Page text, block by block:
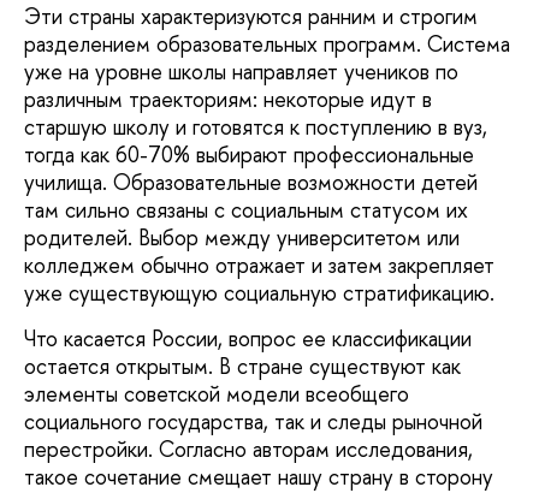
Эти страны характеризуются ранним и строгим
разделением образовательных программ. Система
уже на уровне школы направляет учеников по
различным траекториям: некоторые идут в
старшую школу и готовятся к поступлению в вуз,
тогда как 60-70% выбирают профессиональные
училища. Образовательные возможности детей
там сильно связаны с социальным статусом их
родителей. Выбор между университетом или
колледжем обычно отражает и затем закрепляет
уже существующую социальную стратификацию.
Что касается России, вопрос ее классификации
остается открытым. В стране существуют как
элементы советской модели всеобщего
социального государства, так и следы рыночной
перестройки. Согласно авторам исследования,
такое сочетание смещает нашу страну в сторону